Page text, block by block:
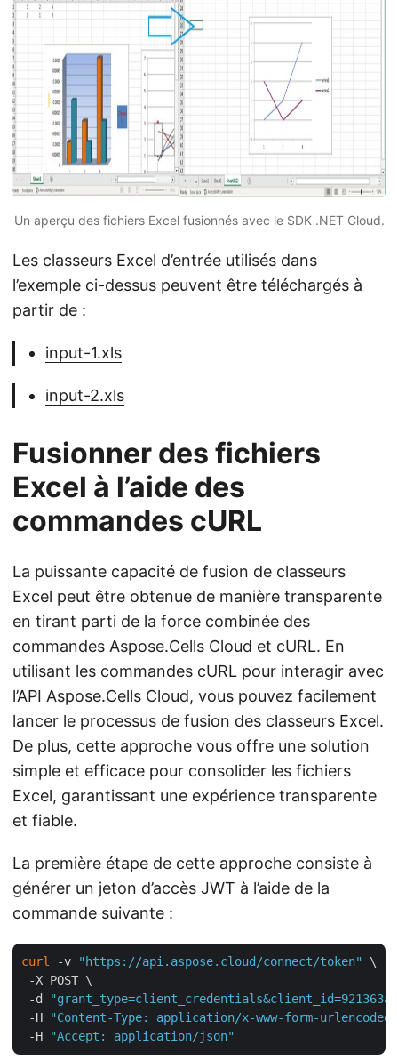
Un aperçu des fichiers Excel fusionnés avec le SDK .NET Cloud.
Les classeurs Excel d’entrée utilisés dans
l’exemple ci-dessus peuvent être téléchargés à
partir de :
input-1.xls
input-2.xls
Fusionner des fichiers
Excel à l’aide des
commandes cURL
La puissante capacité de fusion de classeurs
Excel peut être obtenue de manière transparente
en tirant parti de la force combinée des
commandes Aspose.Cells Cloud et cURL. En
utilisant les commandes cURL pour interagir avec
l’API Aspose.Cells Cloud, vous pouvez facilement
lancer le processus de fusion des classeurs Excel.
De plus, cette approche vous offre une solution
simple et efficace pour consolider les fichiers
Excel, garantissant une expérience transparente
et fiable.
La première étape de cette approche consiste à
générer un jeton d’accès JWT à l’aide de la
commande suivante :
curl -v "https://api.aspose.cloud/connect/token"
\
-X POST \
-d
"grant_type=client_credentials&client_id=921363a8-
-H
"Content-Type: application/x-www-form-urlencoded"
-H
"Accept: application/json"